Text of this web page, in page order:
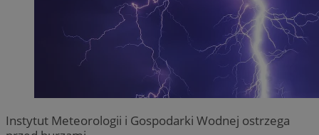
Instytut Meteorologii i Gospodarki Wodnej ostrzega